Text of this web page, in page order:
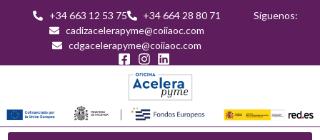
+34 663 12 53 75
+34 664 28 80 71
cadizacelerapyme@coiiaoc.com
cdgacelerapyme@coiiaoc.com
Síguenos: